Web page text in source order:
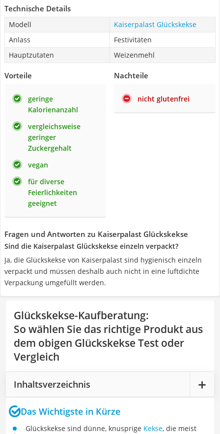
Technische Details
Modell
Kaiserpalast Glückskekse
Anlass
Festivitäten
Hauptzutaten
Weizenmehl
Vorteile
geringe
Kalorienanzahl
vergleichsweise
geringer
Zuckergehalt
vegan
für diverse
Feierlichkeiten
geeignet
Nachteile
nicht glutenfrei
Fragen und Antworten zu Kaiserpalast Glückskekse
Sind die Kaiserpalast Glückskekse einzeln verpackt?
Ja, die Glückskekse von Kaiserpalast sind hygienisch einzeln
verpackt und müssen deshalb auch nicht in eine luftdichte
Verpackung umgefüllt werden.
Glückskekse-Kaufberatung:
So wählen Sie das richtige Produkt aus
dem obigen Glückskekse Test oder
Vergleich
Inhaltsverzeichnis
Das Wichtigste in Kürze
Glückskekse sind dünne, knusprige Kekse, die meist